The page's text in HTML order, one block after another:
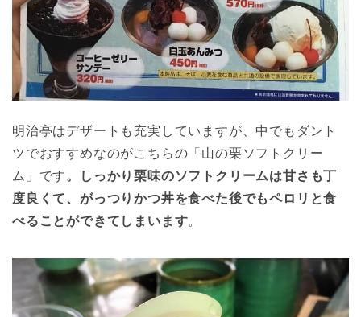
明治亭はデザートも充実していますが、中でもダント
ツでおすすめなのがこちらの「山の栗ソフトクリー
ム」です。しっかり栗味のソフトクリームは甘さも丁
度良くて、がっつりかつ丼を食べた後でもペロリと食
べることができてしまいます。